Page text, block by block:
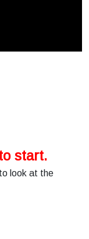
start.
look at the